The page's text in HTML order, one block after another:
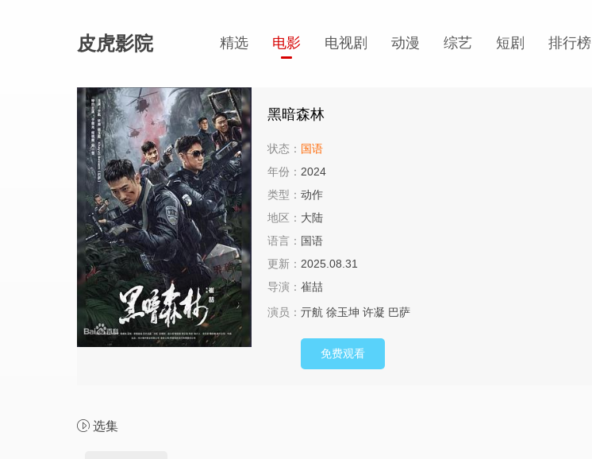
皮虎影院 精选 电影 电视剧 动漫 综艺 短剧 排行榜
黑暗森林
状态： 国语
年份： 2024
类型： 动作
地区： 大陆
语言： 国语
更新： 2025.08.31
导演： 崔喆
演员： 亓航 徐玉坤 许凝 巴萨
免费观看
选集